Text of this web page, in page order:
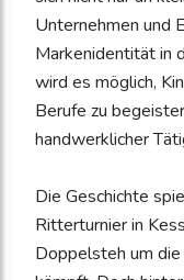
Unternehmen und
Markenidentität in
wird es möglich,
Berufe zu
handwerklicher
Die Geschichte
Ritterturnier in
Doppelsteh um